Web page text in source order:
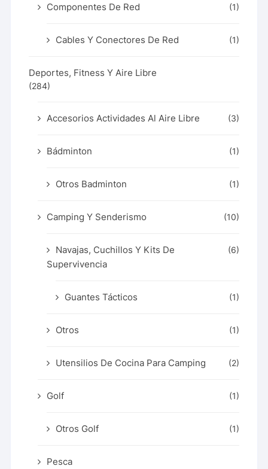
Componentes De Red (1)
Cables Y Conectores De Red (1)
Deportes, Fitness Y Aire Libre
(284)
Accesorios Actividades Al Aire Libre (3)
Bádminton (1)
Otros Badminton (1)
Camping Y Senderismo (10)
Navajas, Cuchillos Y Kits De
Supervivencia
(6)
Guantes Tácticos (1)
Otros (1)
Utensilios De Cocina Para Camping (2)
Golf (1)
Otros Golf (1)
Pesca